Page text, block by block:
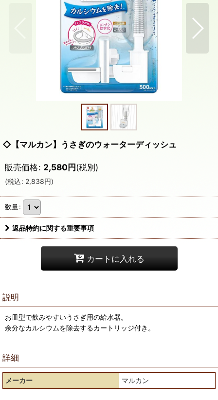
◇【マルカン】うさぎのウォーターディッシュ
販売価格: 2,580円(税別)
(税込: 2,838円)
数量:
返品特約に関する重要事項
カートに入れる
説明
お皿型で飲みやすいうさぎ用の給水器。
余分なカルシウムを除去するカートリッジ付き。
詳細
メーカー マルカン